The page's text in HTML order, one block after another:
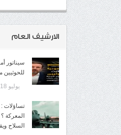
الارشيف العام
سيناتور
للحوثيين
يوليو 18, 2026
تساؤلات :
المعركة
السلاح